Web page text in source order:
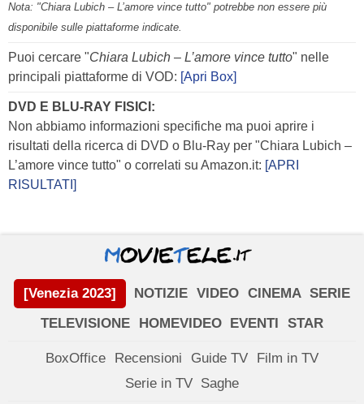
Nota: "Chiara Lubich – L’amore vince tutto" potrebbe non essere più
disponibile sulle piattaforme indicate.
Puoi cercare "Chiara Lubich – L’amore vince tutto" nelle
principali piattaforme di VOD: [Apri Box]
DVD E BLU-RAY FISICI:
Non abbiamo informazioni specifiche ma puoi aprire i
risultati della ricerca di DVD o Blu-Ray per "Chiara Lubich –
L’amore vince tutto" o correlati su Amazon.it: [APRI
RISULTATI]
[Venezia 2023] NOTIZIE VIDEO CINEMA SERIE
TELEVISIONE
HOMEVIDEO EVENTI STAR
BoxOffice Recensioni Guide TV
Film in TV
Serie in TV Saghe